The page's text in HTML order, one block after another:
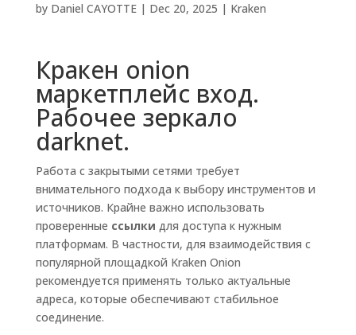
by Daniel CAYOTTE| Dec 20, 2025 | Kraken
Кракен onion
маркетплейс вход.
Рабочее зеркало
darknet.
Работа с закрытыми сетями требует
внимательного подхода к выбору инструментов и
источников. Крайне важно использовать
проверенные ссылки для доступа к нужным
платформам. В частности, для взаимодействия с
популярной площадкой Kraken Onion
рекомендуется применять только актуальные
адреса, которые обеспечивают стабильное
соединение.